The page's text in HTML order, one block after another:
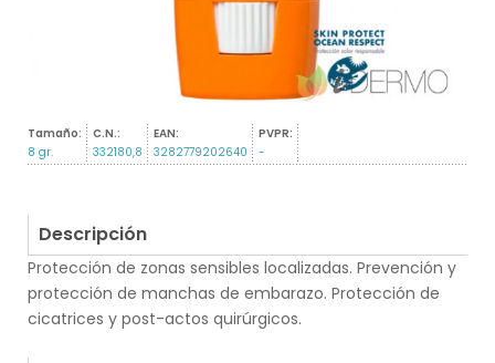
Tamaño:
8 gr.
C.N.:
332180,8
EAN:
3282779202640
PVPR:
-
Descripción
Protección de zonas sensibles localizadas. Prevención y
protección de manchas de embarazo. Protección de
cicatrices y post-actos quirúrgicos.